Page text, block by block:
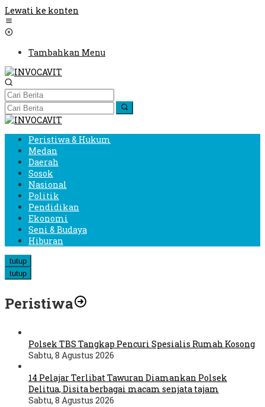
Lewati ke konten
Tambahkan Menu
Peristiwa & Hukum
Medan
Daerah
Sosok
Nasional
Politik
Pendidikan
Ekonomi
Seni & Budaya
Hiburan
tutup
tutup
Peristiwa
Polsek TBS Tangkap Pencuri Spesialis Rumah Kosong
Sabtu, 8 Agustus 2026
14 Pelajar Terlibat Tawuran Diamankan Polsek
Delitua, Disita berbagai macam senjata tajam
Sabtu, 8 Agustus 2026